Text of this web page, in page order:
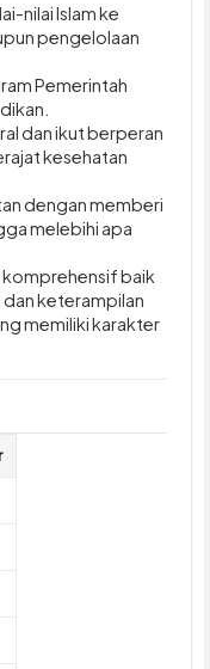
nilai Islam ke
pengelolaan
Pemerintah
dan ikut berperan
kesehatan
dengan memberi
melebihi apa
komprehensif baik
dan keterampilan
memiliki karakter